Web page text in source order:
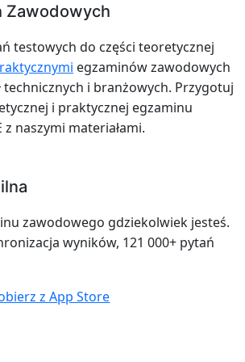
Zawodowych
testowych do części teoretycznej
egzaminów zawodowych
technicznych i branżowych. Przygotuj
i praktycznej egzaminu
naszymi materiałami.
zawodowego gdziekolwiek jesteś.
wyników, 121 000+ pytań